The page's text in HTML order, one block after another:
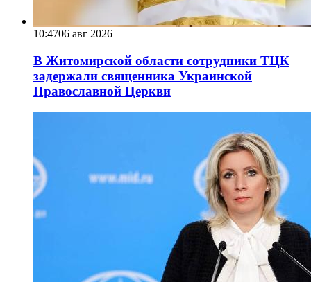
10:4706 авг 2026
В Житомирской области сотрудники ТЦК
задержали священника Украинской
Православной Церкви